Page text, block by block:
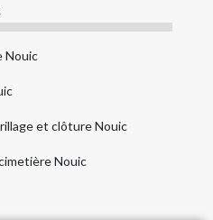
Nouic
et clôture Nouic
Nouic